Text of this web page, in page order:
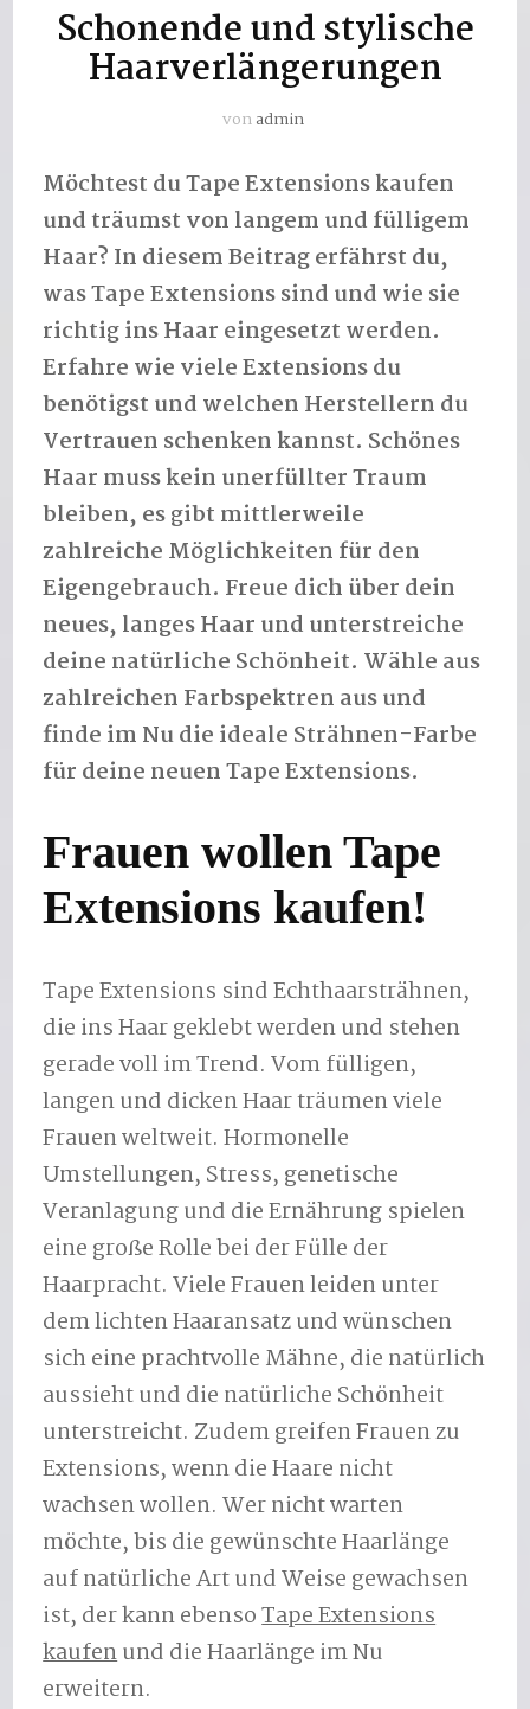
Schonende und stylische
Haarverlängerungen
vonadmin
Möchtest du Tape Extensions kaufen
und träumst von langem und fülligem
Haar? In diesem Beitrag erfährst du,
was Tape Extensions sind und wie sie
richtig ins Haar eingesetzt werden.
Erfahre wie viele Extensions du
benötigst und welchen Herstellern du
Vertrauen schenken kannst. Schönes
Haar muss kein unerfüllter Traum
bleiben, es gibt mittlerweile
zahlreiche Möglichkeiten für den
Eigengebrauch. Freue dich über dein
neues, langes Haar und unterstreiche
deine natürliche Schönheit. Wähle aus
zahlreichen Farbspektren aus und
finde im Nu die ideale Strähnen-Farbe
für deine neuen Tape Extensions.
Frauen wollen Tape
Extensions kaufen!
Tape Extensions sind Echthaarsträhnen,
die ins Haar geklebt werden und stehen
gerade voll im Trend. Vom fülligen,
langen und dicken Haar träumen viele
Frauen weltweit. Hormonelle
Umstellungen, Stress, genetische
Veranlagung und die Ernährung spielen
eine große Rolle bei der Fülle der
Haarpracht. Viele Frauen leiden unter
dem lichten Haaransatz und wünschen
sich eine prachtvolle Mähne, die natürlich
aussieht und die natürliche Schönheit
unterstreicht. Zudem greifen Frauen zu
Extensions, wenn die Haare nicht
wachsen wollen. Wer nicht warten
möchte, bis die gewünschte Haarlänge
auf natürliche Art und Weise gewachsen
ist, der kann ebensoTape Extensions
kaufenund die Haarlänge im Nu
erweitern.